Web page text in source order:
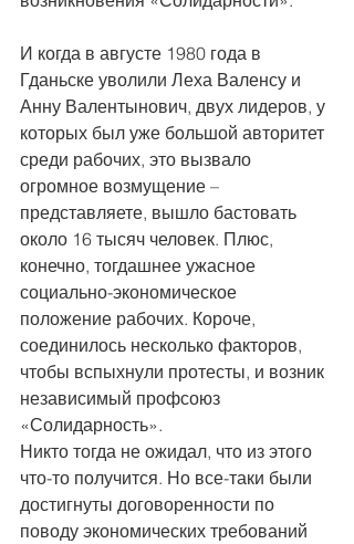
И когда в августе 1980 года в
Гданьске уволили Леха Валенсу и
Анну Валентынович, двух лидеров, у
которых был уже большой авторитет
среди рабочих, это вызвало
огромное возмущение –
представляете, вышло бастовать
около 16 тысяч человек. Плюс,
конечно, тогдашнее ужасное
социально-экономическое
положение рабочих. Короче,
соединилось несколько факторов,
чтобы вспыхнули протесты, и возник
независимый профсоюз
«Солидарность».
Никто тогда не ожидал, что из этого
что-то получится. Но все-таки были
достигнуты договоренности по
поводу экономических требований